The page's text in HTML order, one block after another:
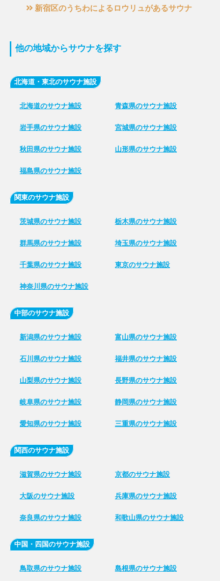
新宿区のうちわによるロウリュがあるサウナ
他の地域からサウナを探す
北海道・東北のサウナ施設
北海道のサウナ施設 青森県のサウナ施設
岩手県のサウナ施設 宮城県のサウナ施設
秋田県のサウナ施設 山形県のサウナ施設
福島県のサウナ施設
関東のサウナ施設
茨城県のサウナ施設 栃木県のサウナ施設
群馬県のサウナ施設 埼玉県のサウナ施設
千葉県のサウナ施設 東京のサウナ施設
神奈川県のサウナ施設
中部のサウナ施設
新潟県のサウナ施設 富山県のサウナ施設
石川県のサウナ施設 福井県のサウナ施設
山梨県のサウナ施設 長野県のサウナ施設
岐阜県のサウナ施設 静岡県のサウナ施設
愛知県のサウナ施設 三重県のサウナ施設
関西のサウナ施設
滋賀県のサウナ施設 京都のサウナ施設
大阪のサウナ施設 兵庫県のサウナ施設
奈良県のサウナ施設 和歌山県のサウナ施設
中国・四国のサウナ施設
鳥取県のサウナ施設 島根県のサウナ施設